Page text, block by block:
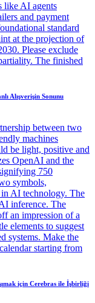
Alışverişin Sonunu
için Cerebras ile İşbirliği